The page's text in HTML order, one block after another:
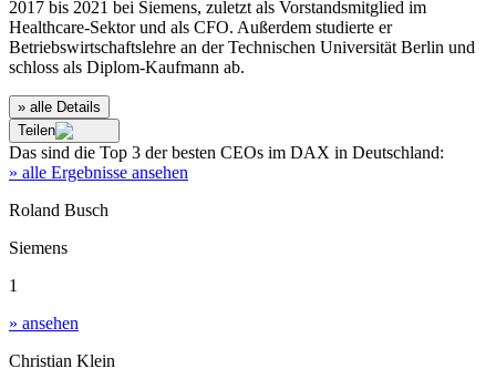
2017 bis 2021 bei Siemens, zuletzt als Vorstandsmitglied im
Healthcare-Sektor und als CFO. Außerdem studierte er
Betriebswirtschaftslehre an der Technischen Universität Berlin und
schloss als Diplom-Kaufmann ab.
» alle Details
Teilen
Das sind die Top 3 der besten CEOs im DAX in Deutschland:
» alle Ergebnisse ansehen
Roland Busch
Siemens
1
» ansehen
Christian Klein